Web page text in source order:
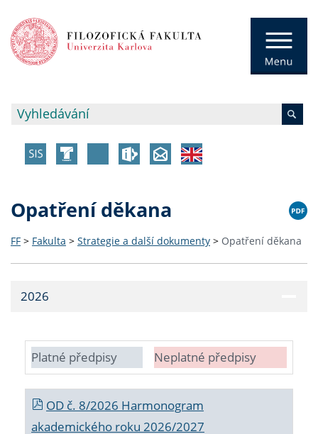
Opatření děkana
FF > Fakulta > Strategie a další dokumenty > Opatření děkana
2026
Platné předpisy Neplatné předpisy
OD č. 8/2026 Harmonogram
akademického roku 2026/2027